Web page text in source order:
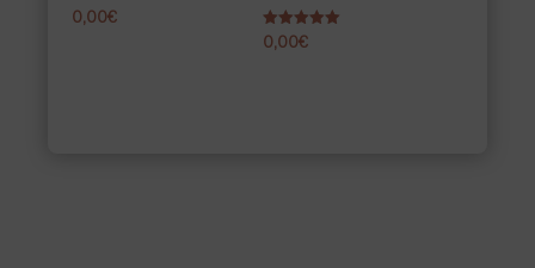
0,00€
Note
5.00
0,00€